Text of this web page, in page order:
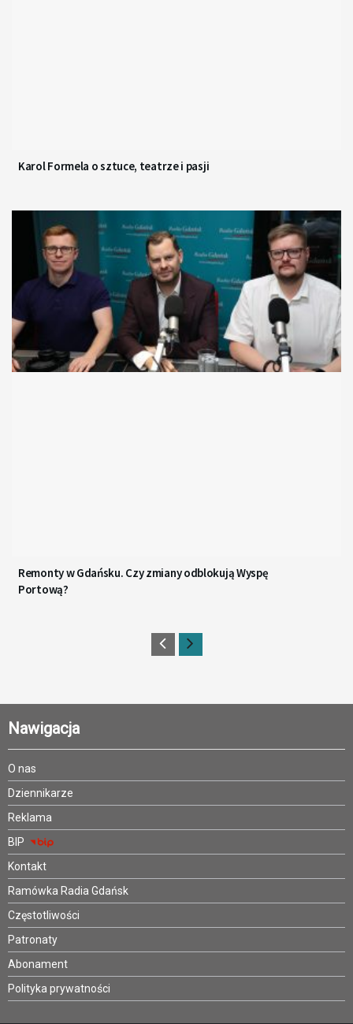
Karol Formela o sztuce, teatrze i pasji
Remonty w Gdańsku. Czy zmiany odblokują Wyspę
Portową?
Nawigacja
O nas
Dziennikarze
Reklama
BIP
Kontakt
Ramówka Radia Gdańsk
Częstotliwości
Patronaty
Abonament
Polityka prywatności